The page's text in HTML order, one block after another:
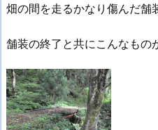
畑の間を走るかなり傷んだ舗
舗装の終了と共にこんなもの